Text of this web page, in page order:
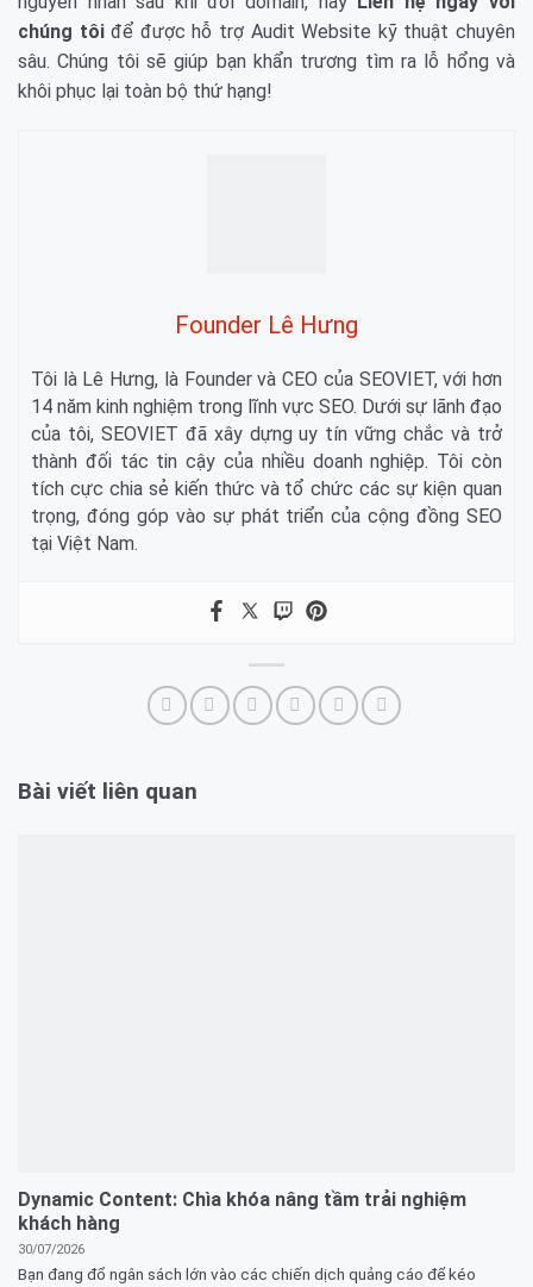
chúng tôiđể được hỗ trợ Audit Website kỹ thuật chuyên
sâu. Chúng tôi sẽ giúp bạn khẩn trương tìm ra lỗ hổng và
khôi phục lại toàn bộ thứ hạng!
Founder Lê Hưng
Tôi là Lê Hưng, là Founder và CEO của SEOVIET, với hơn
14 năm kinh nghiệm trong lĩnh vực SEO. Dưới sự lãnh đạo
của tôi, SEOVIET đã xây dựng uy tín vững chắc và trở
thành đối tác tin cậy của nhiều doanh nghiệp. Tôi còn
tích cực chia sẻ kiến thức và tổ chức các sự kiện quan
trọng, đóng góp vào sự phát triển của cộng đồng SEO
tại Việt Nam.
Bài viết liên quan
Dynamic Content: Chìa khóa nâng tầm trải nghiệm
khách hàng
30/07/2026
Bạn đang đổ ngân sách lớn vào các chiến dịch quảng cáo để kéo